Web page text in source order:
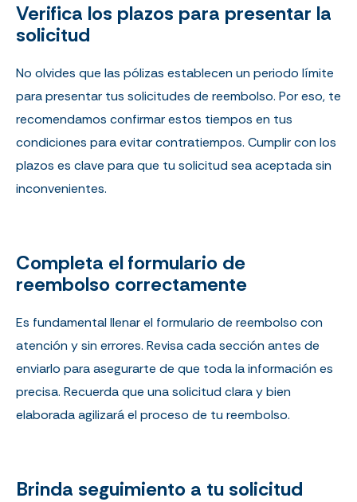
Verifica los plazos para presentar la
solicitud
No olvides que las pólizas establecen un periodo límite
para presentar tus solicitudes de reembolso. Por eso, te
recomendamos confirmar estos tiempos en tus
condiciones para evitar contratiempos. Cumplir con los
plazos es clave para que tu solicitud sea aceptada sin
inconvenientes.
Completa el formulario de
reembolso correctamente
Es fundamental llenar el formulario de reembolso con
atención y sin errores. Revisa cada sección antes de
enviarlo para asegurarte de que toda la información es
precisa. Recuerda que una solicitud clara y bien
elaborada agilizará el proceso de tu reembolso.
Brinda seguimiento a tu solicitud